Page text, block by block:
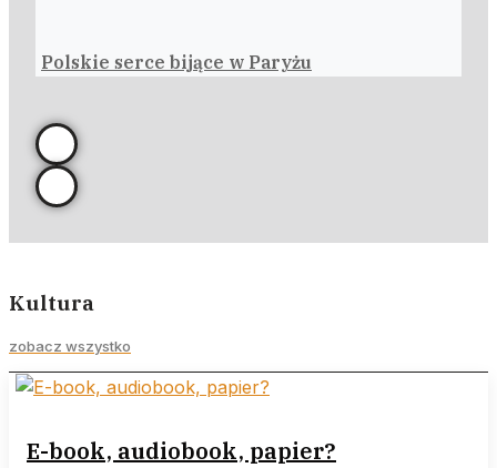
Polskie serce bijące w Paryżu
Kultura
zobacz wszystko
E-book, audiobook, papier?